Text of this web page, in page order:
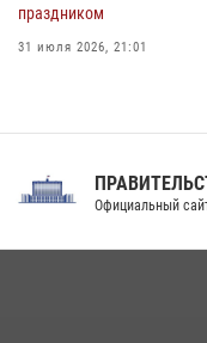
праздником
31 июля 2026, 21:01
Праздник «Один день с
Официальный